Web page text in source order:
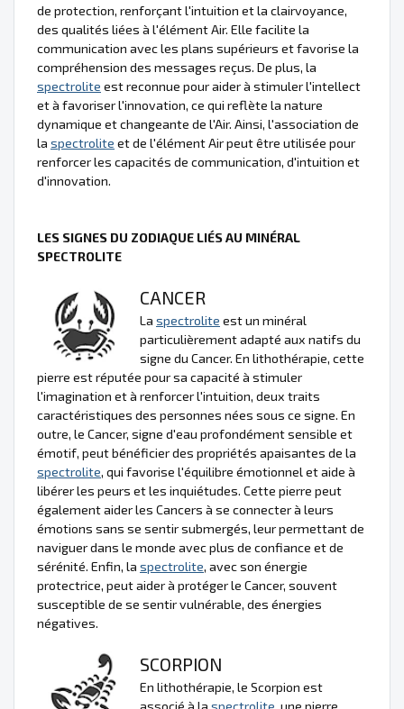
de protection, renforçant l'intuition et la clairvoyance,
des qualités liées à l'élément Air. Elle facilite la
communication avec les plans supérieurs et favorise la
compréhension des messages reçus. De plus, la
spectrolite est reconnue pour aider à stimuler l'intellect
et à favoriser l'innovation, ce qui reflète la nature
dynamique et changeante de l'Air. Ainsi, l'association de
la spectrolite et de l'élément Air peut être utilisée pour
renforcer les capacités de communication, d'intuition et
d'innovation.
LES SIGNES DU ZODIAQUE LIÉS AU MINÉRAL
SPECTROLITE
CANCER
La spectrolite est un minéral
particulièrement adapté aux natifs du
signe du Cancer. En lithothérapie, cette
pierre est réputée pour sa capacité à stimuler
l'imagination et à renforcer l'intuition, deux traits
caractéristiques des personnes nées sous ce signe. En
outre, le Cancer, signe d'eau profondément sensible et
émotif, peut bénéficier des propriétés apaisantes de la
spectrolite, qui favorise l'équilibre émotionnel et aide à
libérer les peurs et les inquiétudes. Cette pierre peut
également aider les Cancers à se connecter à leurs
émotions sans se sentir submergés, leur permettant de
naviguer dans le monde avec plus de confiance et de
sérénité. Enfin, la spectrolite, avec son énergie
protectrice, peut aider à protéger le Cancer, souvent
susceptible de se sentir vulnérable, des énergies
négatives.
SCORPION
En lithothérapie, le Scorpion est
associé à la spectrolite , une pierre